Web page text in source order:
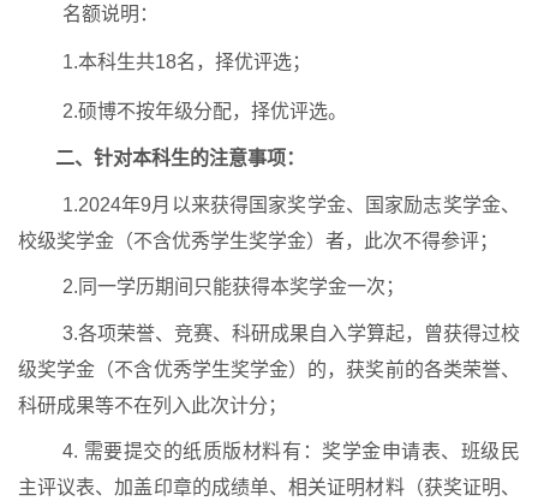
名额说明：
1.本科生共18名，择优评选；
2.硕博不按年级分配，择优评选。
二、针对本科生的注意事项：
1.2024年9月以来获得国家奖学金、国家励志奖学金、
校级奖学金（不含优秀学生奖学金）者，此次不得参评；
2. 同一学历期间只能获得本奖学金一次；
3.各项荣誉、竞赛、科研成果自入学算起，曾获得过校
级奖学金（不含优秀学生奖学金）的，获奖前的各类荣誉、
科研成果等不在列入此次计分；
4. 需要提交的纸质版材料有：奖学金申请表、班级民
主评议表、加盖印章的成绩单、相关证明材料（获奖证明、